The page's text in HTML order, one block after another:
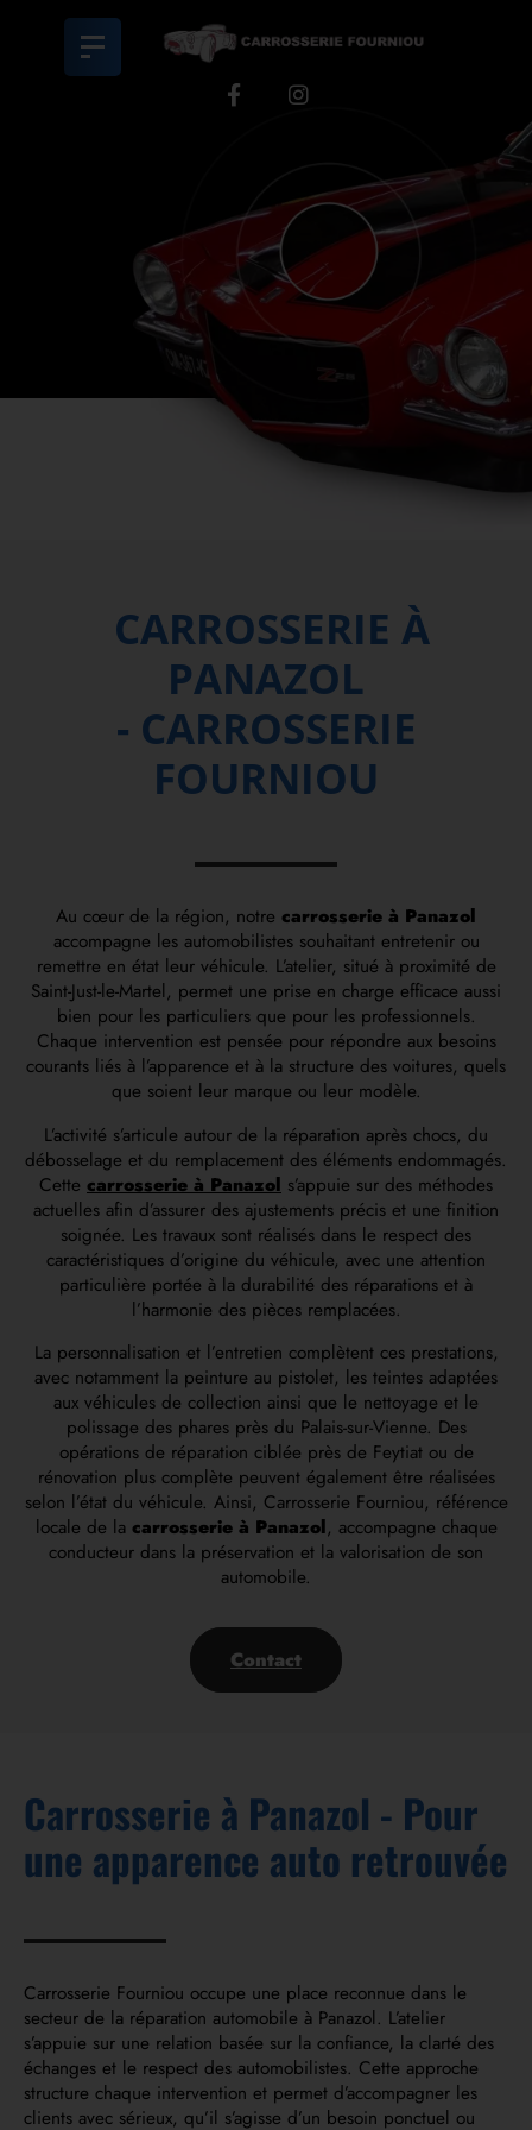
CARROSSERIE À
PANAZOL
- CARROSSERIE
FOURNIOU
Au cœur de la région, notre carrosserie à Panazol
accompagne les automobilistes souhaitant entretenir ou
remettre en état leur véhicule. L’atelier, situé à proximité de
Saint-Just-le-Martel, permet une prise en charge efficace aussi
bien pour les particuliers que pour les professionnels.
Chaque intervention est pensée pour répondre aux besoins
courants liés à l’apparence et à la structure des voitures, quels
que soient leur marque ou leur modèle.
L’activité s’articule autour de la réparation après chocs, du
débosselage et du remplacement des éléments endommagés.
Cette carrosserie à Panazol s’appuie sur des méthodes
actuelles afin d’assurer des ajustements précis et une finition
soignée. Les travaux sont réalisés dans le respect des
caractéristiques d’origine du véhicule, avec une attention
particulière portée à la durabilité des réparations et à
l’harmonie des pièces remplacées.
La personnalisation et l’entretien complètent ces prestations,
avec notamment la peinture au pistolet, les teintes adaptées
aux véhicules de collection ainsi que le nettoyage et le
polissage des phares près du Palais-sur-Vienne. Des
opérations de réparation ciblée près de Feytiat ou de
rénovation plus complète peuvent également être réalisées
selon l’état du véhicule. Ainsi, Carrosserie Fourniou, référence
locale de la carrosserie à Panazol, accompagne chaque
conducteur dans la préservation et la valorisation de son
automobile.
Contact
Carrosserie à Panazol - Pour
une apparence auto retrouvée
Carrosserie Fourniou occupe une place reconnue dans le
secteur de la réparation automobile à Panazol. L’atelier
s’appuie sur une relation basée sur la confiance, la clarté des
échanges et le respect des automobilistes. Cette approche
structure chaque intervention et permet d’accompagner les
clients avec sérieux, qu’il s’agisse d’un besoin ponctuel ou